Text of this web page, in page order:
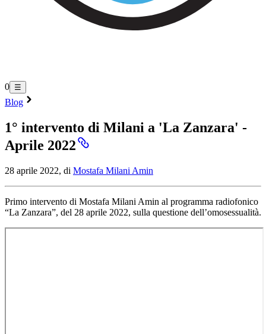
0 ☰
Blog
1° intervento di Milani a 'La Zanzara' -
Aprile 2022
28 aprile 2022, di Mostafa Milani Amin
Primo intervento di Mostafa Milani Amin al programma radiofonico
“La Zanzara”, del 28 aprile 2022, sulla questione dell’omosessualità.